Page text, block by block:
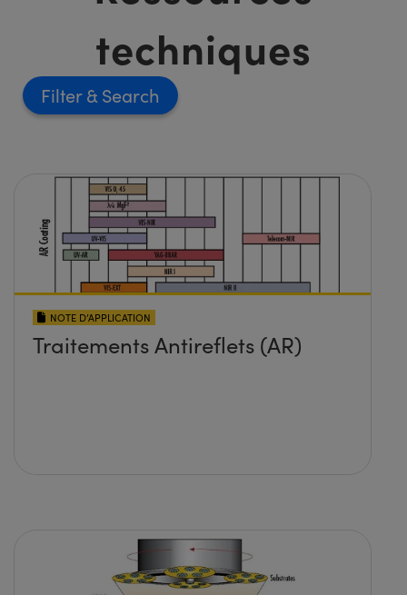
techniques
Filter
NOTE D’APPLICATION
Traitements Antireflets (AR)